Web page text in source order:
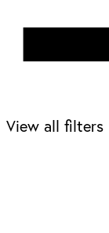
View all filters